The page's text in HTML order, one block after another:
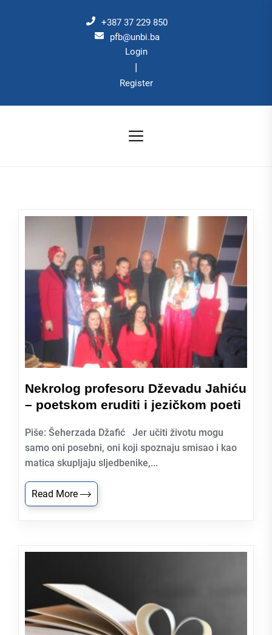
+387 37 229 850
pfb@unbi.ba
Login
|
Register
Nekrolog profesoru Dževadu Jahiću
– poetskom eruditi i jezičkom poeti
Piše: Šeherzada Džafić Jer učiti životu mogu
samo oni posebni, oni koji spoznaju smisao i kao
matica skupljaju sljedbenike,...
Read More